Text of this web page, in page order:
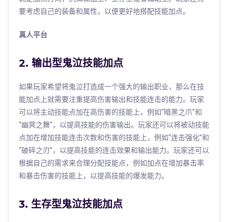
要考虑自己的装备和属性，以便更好地搭配技能加点。
真人平台
2. 输出型鬼泣技能加点
如果玩家希望将鬼泣打造成一个强大的输出职业，那么在技
能加点上就需要注重提高伤害输出和技能连击的能力。玩家
可以将主动技能点加在高伤害的技能上，例如“暗黑之爪”和
“幽冥之舞”，以提高技能的伤害输出。玩家还可以将被动技能
点加在增加技能连击次数和伤害的技能上，例如“连击强化”和
“破碎之刃”，以提高技能的连击效果和输出能力。玩家还可以
根据自己的需求来合理分配技能点，例如加点在增加暴击率
和暴击伤害的技能上，以提高技能的爆发能力。
3. 生存型鬼泣技能加点